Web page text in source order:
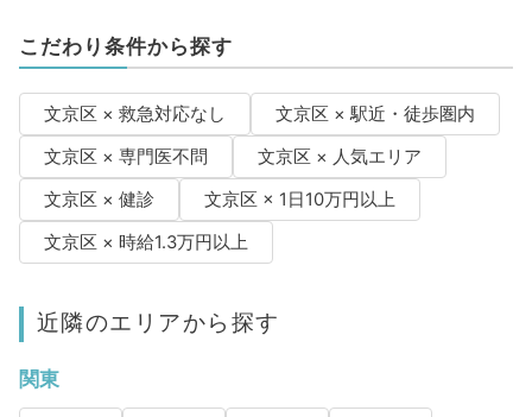
こだわり条件から探す
文京区 × 救急対応なし
文京区 × 駅近・徒歩圏内
文京区 × 専門医不問
文京区 × 人気エリア
文京区 × 健診
文京区 × 1日10万円以上
文京区 × 時給1.3万円以上
近隣のエリアから探す
関東